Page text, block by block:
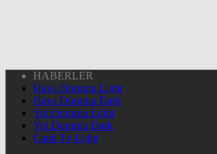
HABERLER
Hava Durumu Light
Hava Durumu Dark
Yol Durumu Light
Yol Durumu Dark
Canlı Tv Light